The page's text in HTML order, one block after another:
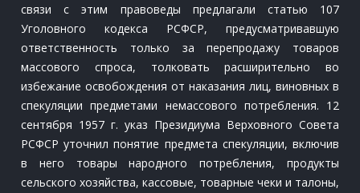
связи с этим правоведы предлагали статью 107
Уголовного кодекса РСФСР, предусматривавшую
ответственность только за перепродажу товаров
массового спроса, толковать расширительно во
избежание освобождения от наказания лиц, виновных в
спекуляции предметами немассового потребления. 12
сентября 1957 г. указ Президиума Верховного Совета
РСФСР уточнил понятие предмета спекуляции, включив
в него товары народного потребления, продукты
сельского хозяйства, кассовые, товарные чеки и талоны,